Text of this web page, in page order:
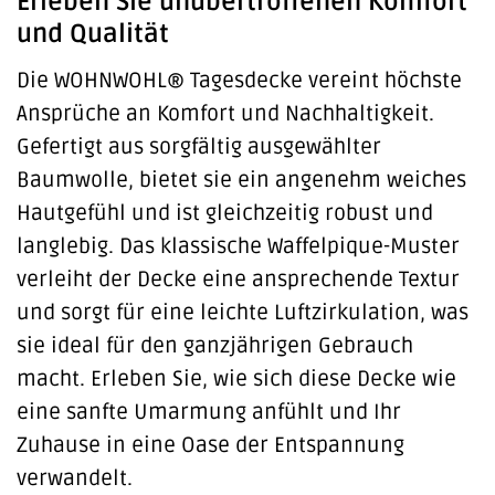
und Qualität
Die WOHNWOHL® Tagesdecke vereint höchste
Ansprüche an Komfort und Nachhaltigkeit.
Gefertigt aus sorgfältig ausgewählter
Baumwolle, bietet sie ein angenehm weiches
Hautgefühl und ist gleichzeitig robust und
langlebig. Das klassische Waffelpique-Muster
verleiht der Decke eine ansprechende Textur
und sorgt für eine leichte Luftzirkulation, was
sie ideal für den ganzjährigen Gebrauch
macht. Erleben Sie, wie sich diese Decke wie
eine sanfte Umarmung anfühlt und Ihr
Zuhause in eine Oase der Entspannung
verwandelt.